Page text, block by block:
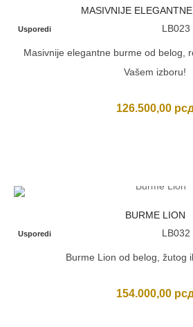
MASIVNIJE
Usporedi LB023
Masivnije elegantne burme od belog,
Vašem izboru!
126.500,00
BURME LION
Usporedi LB032
Burme Lion od belog, žutog
154.000,00